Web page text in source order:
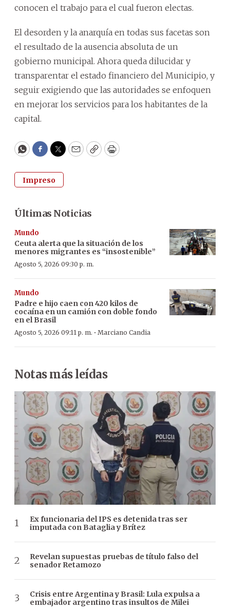
conocen el trabajo para el cual fueron electas.
El desorden y la anarquía en todas sus facetas son
el resultado de la ausencia absoluta de un
gobierno municipal. Ahora queda dilucidar y
transparentar el estado financiero del Municipio, y
seguir exigiendo que las autoridades se enfoquen
en mejorar los servicios para los habitantes de la
capital.
WhatsApp
Facebook
Twitter
EmailCopyPrint
Impreso
Últimas Noticias
Mundo
Ceuta alerta que la situación de los
menores migrantes es “insostenible”
Agosto 5, 2026 09:30 p. m.
Mundo
Padre e hijo caen con 420 kilos de
cocaína en un camión con doble fondo
en el Brasil
Agosto 5, 2026 09:11 p. m. · Marciano Candia
Notas más leídas
Ex funcionaria del IPS es detenida tras ser
imputada con Bataglia y Brítez
Revelan supuestas pruebas de título falso del
senador Retamozo
Crisis entre Argentina y Brasil: Lula expulsa a
embajador argentino tras insultos de Milei